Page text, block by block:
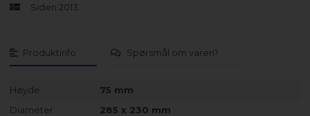
Produktinfo Spørsmål om varen?
Høyde
75 mm
Diameter
285 x 230 mm
Siden 2013